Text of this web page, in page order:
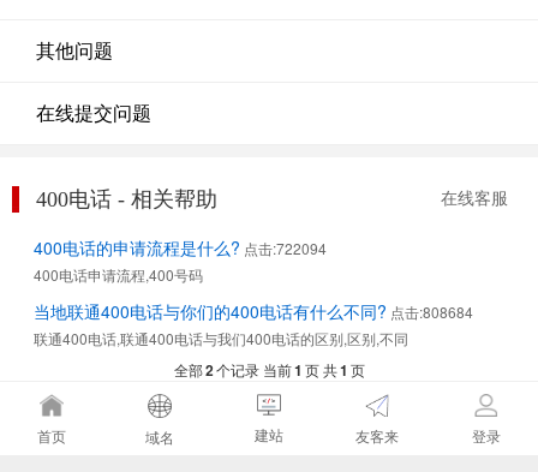
其他问题
在线提交问题
400电话 - 相关帮助 在线客服
400电话的申请流程是什么? 点击:722094
400电话申请流程,400号码
当地联通400电话与你们的400电话有什么不同? 点击:808684
联通400电话,联通400电话与我们400电话的区别,区别,不同
全部2个记录 当前1 页 共1 页
首页 域名 建站 友客来 登录